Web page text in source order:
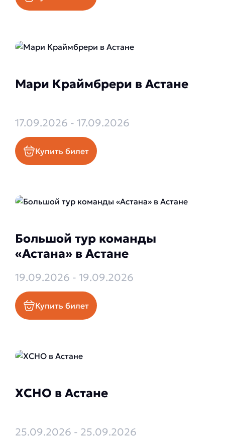
Мари Краймбрери в Астане
17.09.2026 - 17.09.2026
Купить билет
Большой тур команды
«Астана» в Астане
19.09.2026 - 19.09.2026
Купить билет
XCHO в Астане
25.09.2026 - 25.09.2026